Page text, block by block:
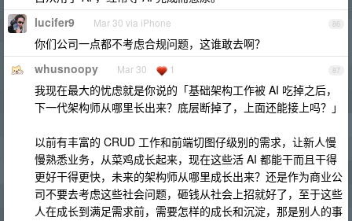
86
lucifer9 Mar 30 via iPhone
你们公司一点都不考虑合规问题，这谁敢去啊？
87
whusnoopy Mar 30 1
我现在最大的忧虑就是你说的「基础架构工作被 AI 吃掉之后，
下一代架构师从哪里长出来？底层断掉了，上面还能接上吗？」
以前有丰富的 CRUD 工作和前端切图仔级别的需求，让新人慢
慢熟悉业务，从菜鸡成长起来，现在这些活 AI 都能干而且干得
更好干得更快，未来的架构师从哪里成长出来？还是作为商业公
司不要去考虑这些社会问题，砸钱从社会上招就好了，至于这些
人在成长到满足需求前，需要怎样的成长和沉淀，那是别人的事